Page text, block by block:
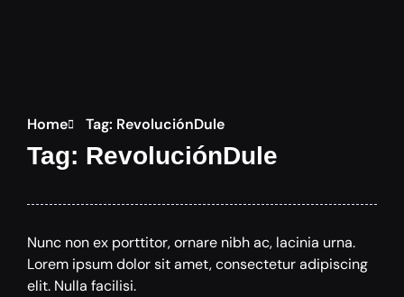
Home Tag: RevoluciónDule
Tag: RevoluciónDule
Nunc non ex porttitor, ornare nibh ac, lacinia urna.
Lorem ipsum dolor sit amet, consectetur adipiscing
elit. Nulla facilisi.